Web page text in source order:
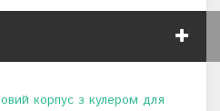
корпус з кулером для